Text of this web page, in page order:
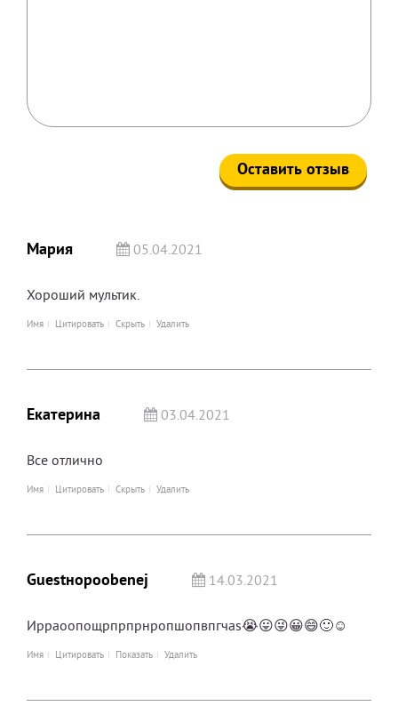
Мария 05.04.2021
Хороший мультик.
Имя Цитировать Скрыть Удалить
Екатерина 03.04.2021
Все отлично
Имя Цитировать Скрыть Удалить
Guestнорооbenej 14.03.2021
Ирраоопощрпрпрнропшопвпгчas😭😛😜😀😄🙂☺
Имя Цитировать Показать Удалить